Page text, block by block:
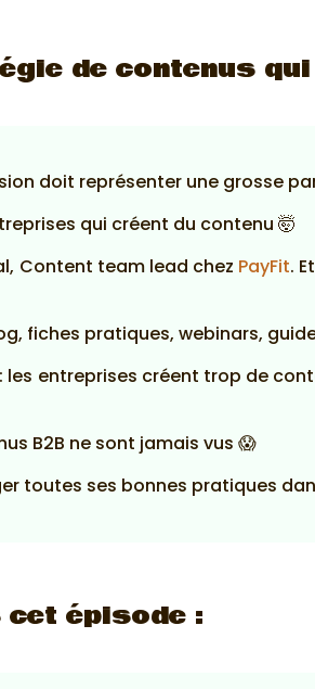
de contenus
doit représenter une grosse
qui créent du contenu 🤯
Content team lead chez PayFit.
fiches pratiques, webinars,
entreprises créent trop de
B2B ne sont jamais vus 😱
toutes ses bonnes pratiques
épisode :